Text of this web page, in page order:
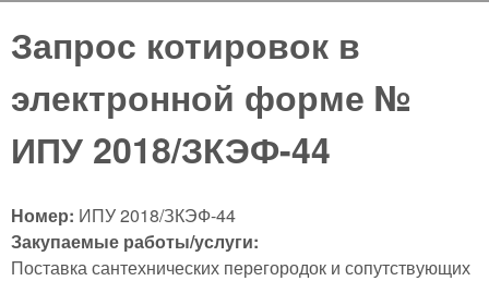
Запрос котировок в
электронной форме №
ИПУ 2018/ЗКЭФ-44
Номер: ИПУ 2018/ЗКЭФ-44
Закупаемые работы/услуги:
Поставка сантехнических перегородок и сопутствующих